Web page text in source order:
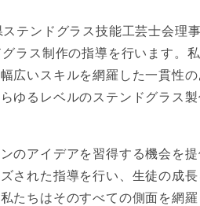
テンドグラス技能工芸士会理
ラス制作の指導を行います。
広いスキルを網羅した一貫性の
ゆるレベルのステンドグラス
のアイデアを習得する機会を提
された指導を行い、生徒の成長
たちはそのすべての側面を網